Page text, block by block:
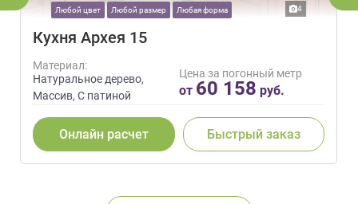
Любой цвет Любой размер Любая форма 4
Кухня Архея 15
Материал:
Натуральное дерево,
Массив, С патиной
Цена за погонный метр
от 60 158 руб.
Онлайн расчет Быстрый заказ